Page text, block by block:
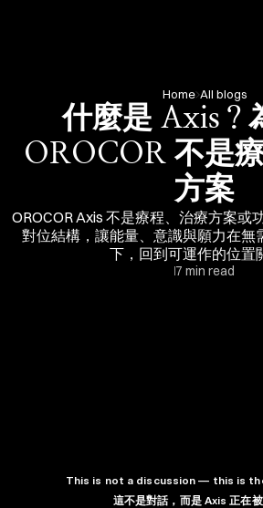
Home All blogs
什麼是 Axis？
OROCOR 不是
方案
OROCOR Axis 不是療程、治療方案或
對位結構，讓能量、意識與願力在無
下，回到可運作的位置
7 min read
This is not a discussion — this is
這不是對話，而是 Axis 正在被